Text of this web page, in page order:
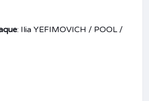
: Ilia YEFIMOVICH / POOL /